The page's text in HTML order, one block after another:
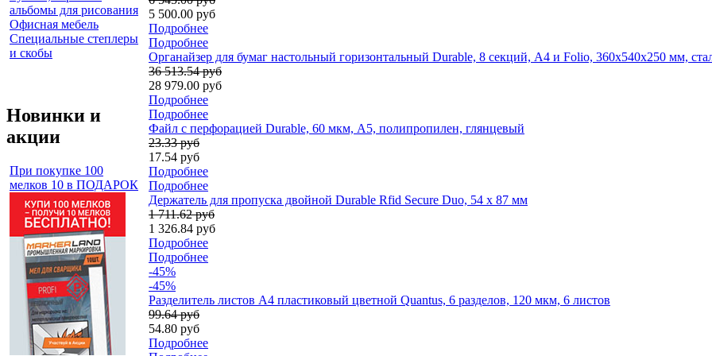
альбомы для рисования
Офисная мебель
Специальные степлеры
и скобы
Новинки и
акции
При покупке 100
мелков 10 в ПОДАРОК
5 500.00 руб
Подробнее
Подробнее
Органайзер для бумаг настольный горизонтальный Durable, 8 секций, А4 и Folio, 360x540x250 мм,
36 513.54 руб
28 979.00 руб
Подробнее
Подробнее
Файл с перфорацией Durable, 60 мкм, А5, полипропилен, глянцевый
23.33 руб
17.54 руб
Подробнее
Подробнее
Держатель для пропуска двойной Durable Rfid Secure Duo, 54 x 87 мм
1 711.62 руб
1 326.84 руб
Подробнее
Подробнее
-45%
-45%
Разделитель листов А4 пластиковый цветной Quantus, 6 разделов, 120 мкм, 6 листов
99.64 руб
54.80 руб
Подробнее